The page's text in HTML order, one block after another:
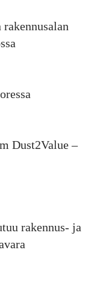
Dust2Value –
rakennus- ja